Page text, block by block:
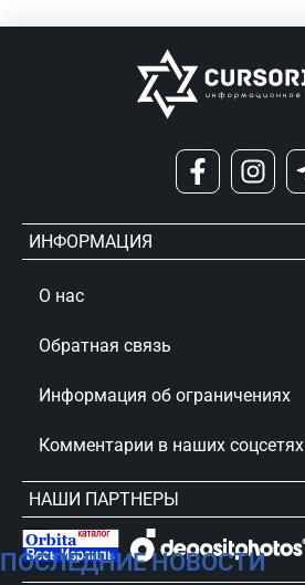
ПОСЛЕДНИЕ НОВОСТИ
ИНФОРМАЦИЯ
О нас
Обратная связь
Информация об ограничениях
Комментарии в наших соцсетях
НАШИ ПАРТНЕРЫ